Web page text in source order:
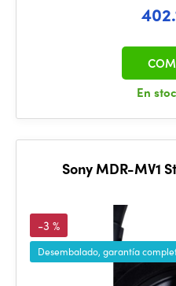
En
Sony MDR-MV1
-3 %
Desembalado, garantía